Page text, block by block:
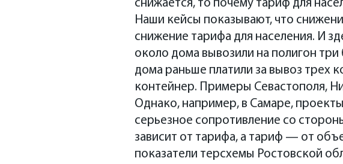
снижается, то почему тариф для
Наши кейсы показывают, что
снижение тарифа для населения. И
около дома вывозили на полигон три
дома раньше платили за вывоз трех
контейнер. Примеры Севастополя,
Однако, например, в Самаре,
серьезное сопротивление со
зависит от тарифа, а тариф — от
показатели терсхемы Ростовской